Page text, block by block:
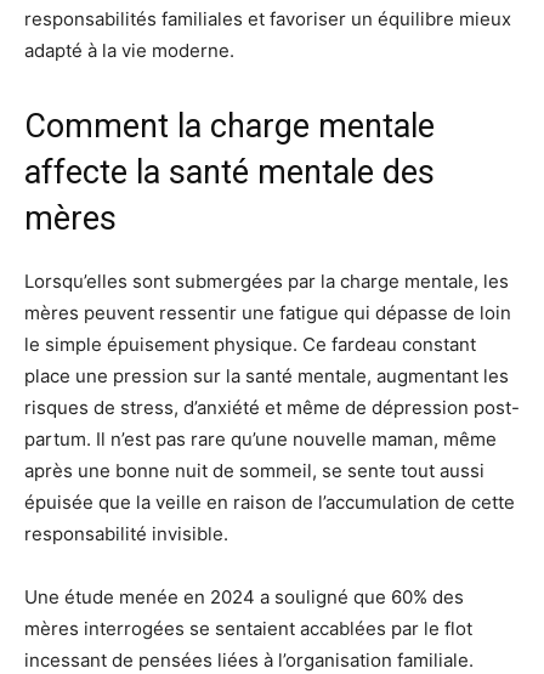
Comment la charge mentale
affecte la santé mentale des
mères
Lorsqu’elles sont submergées par la charge mentale, les
mères peuvent ressentir une fatigue qui dépasse de loin
le simple épuisement physique. Ce fardeau constant
place une pression sur la santé mentale, augmentant les
risques de stress, d’anxiété et même de dépression post-
partum. Il n’est pas rare qu’une nouvelle maman, même
après une bonne nuit de sommeil, se sente tout aussi
épuisée que la veille en raison de l’accumulation de cette
responsabilité invisible.
Une étude menée en 2024 a souligné que 60% des
mères interrogées se sentaient accablées par le flot
incessant de pensées liées à l’organisation familiale.